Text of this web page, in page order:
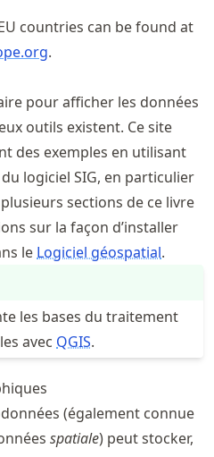
countries can be found at
.org.
pour afficher les données
outils existent. Ce site
des exemples en utilisant
logiciel SIG, en particulier
sections de ce livre
sur la façon d’installer
le Logiciel géospatial.
les bases du traitement
avec QGIS.
(également connue
spatiale) peut stocker,